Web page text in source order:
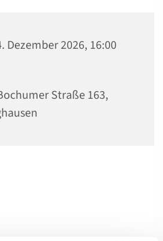
Dezember 2026, 16:00
Straße 163,